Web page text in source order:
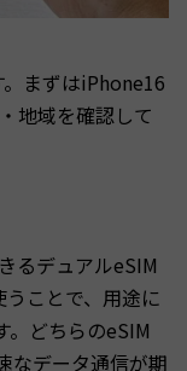
まずはiPhone16
地域を確認して
るデュアルeSIM
ことで、用途に
。どちらのeSIM
なデータ通信が期